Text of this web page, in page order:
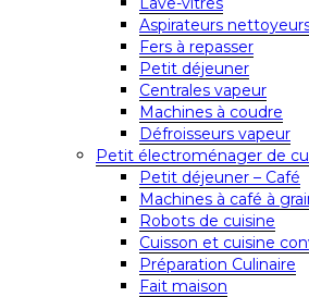
Aspirateurs
Fers à repasser
Petit déjeuner
Centrales vapeur
Machines à coudre
Défroisseurs vapeur
Petit électroménager de
Petit déjeuner – Café
Machines à café à
Robots de cuisine
Cuisson et cuisine
Préparation Culinaire
Fait maison